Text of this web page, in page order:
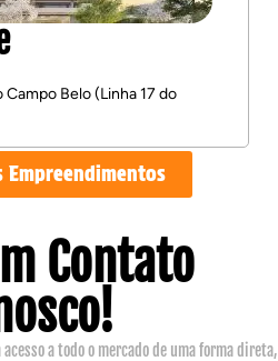
Belo (Linha 17 do
Empreendimentos
Contato
a todo o mercado de uma forma direta,